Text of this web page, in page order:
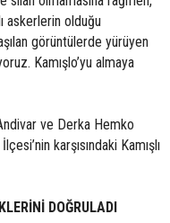
askerlerin olduğu
görüntülerde yürüyen
Kamışlo’yu almaya
ve Derka Hemko
karşısındaki Kamışlı
DOĞRULADI